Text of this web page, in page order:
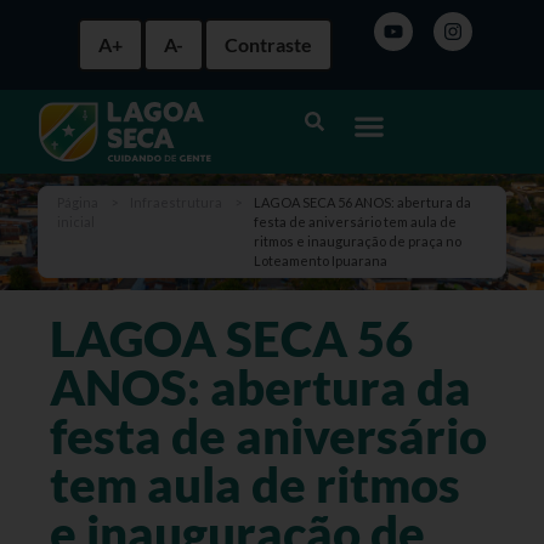
A+ A- Contraste
LAGOA SECA 56 ANOS: abertura da
festa de aniversário tem aula de
ritmos e inauguração de praça no
Loteamento Ipuarana
LAGOA SECA 56
ANOS: abertura da
festa de aniversário
tem aula de ritmos